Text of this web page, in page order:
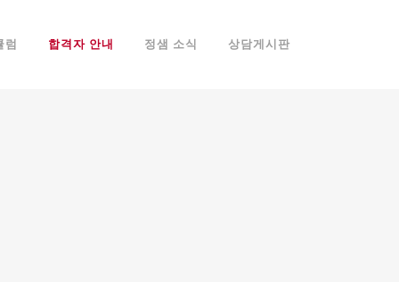
럼 합격자 안내 정샘 소식 상담게시판